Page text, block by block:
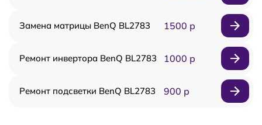
Замена матрицы BenQ BL2783 1500 р
Ремонт инвертора BenQ BL2783 1000 р
Ремонт подсветки BenQ BL2783 900 р